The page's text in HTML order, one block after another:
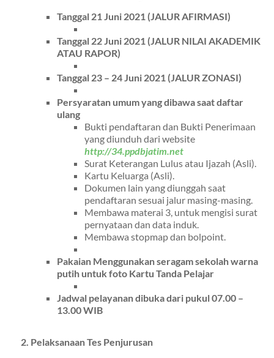
Tanggal 21 Juni 2021 (JALUR AFIRMASI)
Tanggal 22 Juni 2021 (JALUR NILAI AKADEMIK
ATAU RAPOR)
Tanggal 23 – 24 Juni 2021 (JALUR ZONASI)
Persyaratan umum yang dibawa saat daftar
ulang
Bukti pendaftaran dan Bukti Penerimaan
yang diunduh dari website
http://34.ppdbjatim.net
Surat Keterangan Lulus atau Ijazah (Asli).
Kartu Keluarga (Asli).
Dokumen lain yang diunggah saat
pendaftaran sesuai jalur masing-masing.
Membawa materai 3, untuk mengisi surat
pernyataan dan data induk.
Membawa stopmap dan bolpoint.
Pakaian Menggunakan seragam sekolah warna
putih untuk foto Kartu Tanda Pelajar
Jadwal pelayanan dibuka dari pukul 07.00 –
13.00 WIB
2. Pelaksanaan Tes Penjurusan